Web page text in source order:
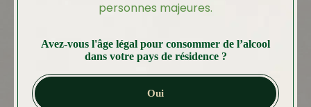
personnes majeures.
Avez-vous l'âge légal pour consommer de l’alcool
dans votre pays de résidence ?
Oui